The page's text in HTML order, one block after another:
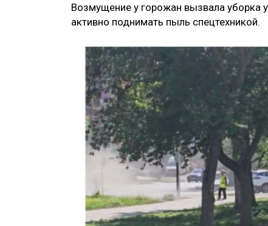
Возмущение у горожан вызвала уборка
активно поднимать пыль спецтехникой.